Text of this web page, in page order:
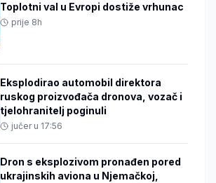
Toplotni val u Evropi dostiže vrhunac
prije 8h
Eksplodirao automobil direktora
ruskog proizvođača dronova, vozač i
tjelohranitelj poginuli
jučer u 17:56
Dron s eksplozivom pronađen pored
ukrajinskih aviona u Njemačkoj,